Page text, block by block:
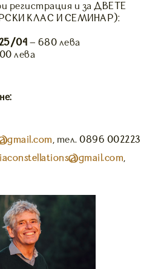
регистрация и за ДВЕТЕ
КЛАС И СЕМИНАР):
25/04 – 680 лева
лева
, тел. 0896 002223
,